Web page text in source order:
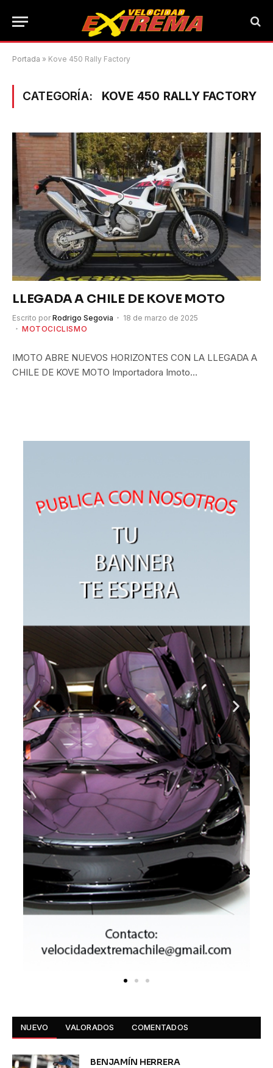
Portada » Kove 450 Rally Factory
CATEGORÍA: KOVE 450 RALLY FACTORY
LLEGADA A CHILE DE KOVE MOTO
Escrito por Rodrigo Segovia
18 de marzo de 2025
MOTOCICLISMO
IMOTO ABRE NUEVOS HORIZONTES CON LA LLEGADA A
CHILE DE KOVE MOTO Importadora Imoto…
NUEVO VALORADOS COMENTADOS
BENJAMÍN HERRERA